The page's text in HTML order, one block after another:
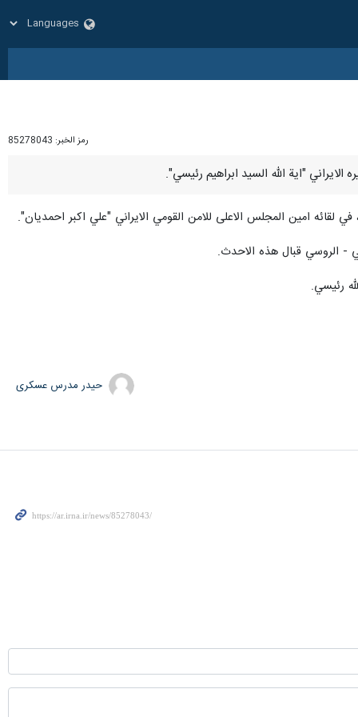
رمز الخبر: 85278043
لقائه امين المجلس الاعلى للامن القومي الايراني "علي اكبر احمديان".
- الروسي قبال هذه الاحدث.
رئيسي.
حیدر مدرس عسکری